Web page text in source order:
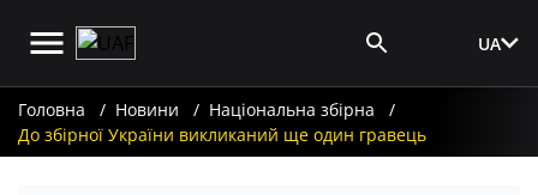
UA
Головна Новини
Національна збірна
До збірної України викликаний ще один гравець